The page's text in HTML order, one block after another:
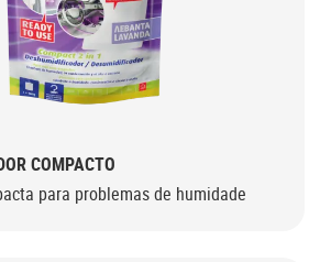
COMPACTO
para problemas de humidade